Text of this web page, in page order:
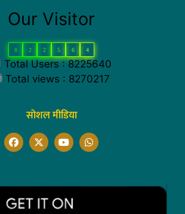
Our Visitor
8 2 2 5 6 4
Total Users : 8225640
Total views : 8270217
सोशल मीडिया